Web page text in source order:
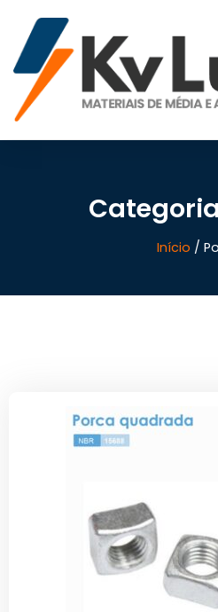
Início /